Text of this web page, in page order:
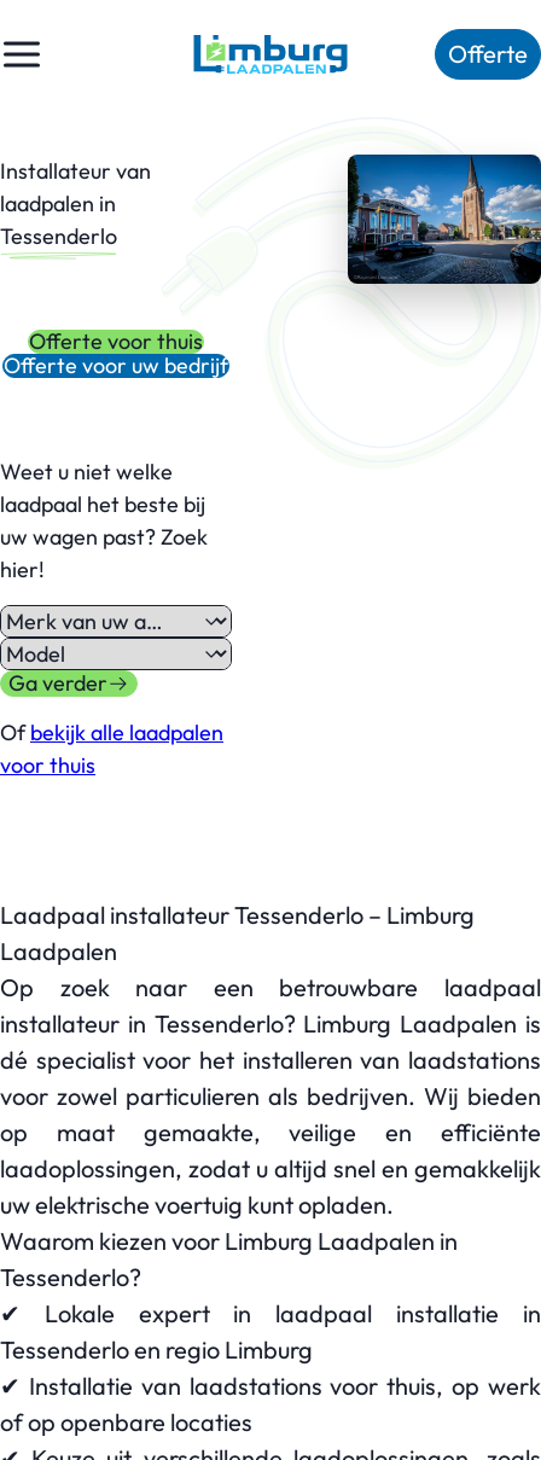
Offerte
Installateur van
laadpalen in
Tessenderlo
Offerte voor thuis
Offerte voor uw bedrijf
Weet u niet welke
laadpaal het beste bij
uw wagen past? Zoek
hier!
Ga verder
Ofbekijk alle laadpalen
voor thuis
Laadpaal installateur Tessenderlo – Limburg
Laadpalen
Op zoek naar een betrouwbare laadpaal
installateur in Tessenderlo? Limburg Laadpalen is
dé specialist voor het installeren van laadstations
voor zowel particulieren als bedrijven. Wij bieden
op maat gemaakte, veilige en efficiënte
laadoplossingen, zodat u altijd snel en gemakkelijk
uw elektrische voertuig kunt opladen.
Waarom kiezen voor Limburg Laadpalen in
Tessenderlo?
✔ Lokale expert in laadpaal installatie in
Tessenderlo en regio Limburg
✔ Installatie van laadstations voor thuis, op werk
of op openbare locaties